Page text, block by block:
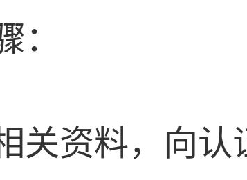
关资料，向认